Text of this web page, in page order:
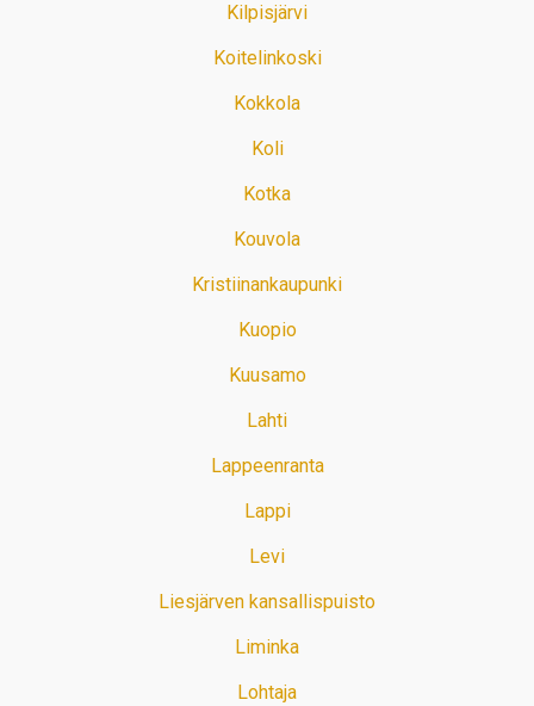
Kilpisjärvi
Koitelinkoski
Kokkola
Koli
Kotka
Kouvola
Kristiinankaupunki
Kuopio
Kuusamo
Lahti
Lappeenranta
Lappi
Levi
Liesjärven kansallispuisto
Liminka
Lohtaja